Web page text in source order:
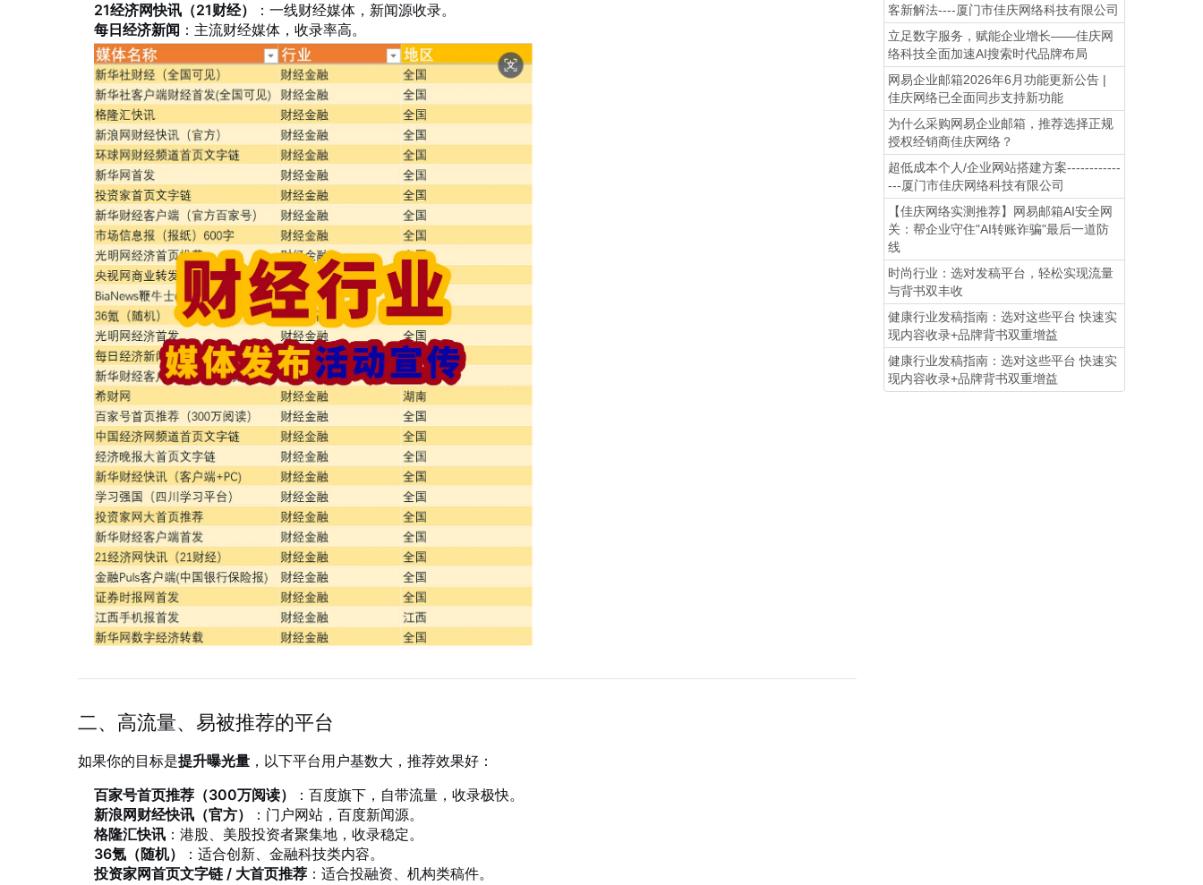
21经济网快讯（21财经）
：一线财经媒体，新闻源收录。
每日经济新闻 ：主流财经媒体，收录率高。
二、高流量、易被推荐的平台
如果你的目标是提升曝光量 ，以下平台用户基数大，推荐效果好：
百家号首页推荐（300万阅读）
：百度旗下，自带流量，收录极快。
新浪网财经快讯（官方）
：门户网站，百度新闻源。
格隆汇快讯 ：港股、美股投资者聚集地，收录稳定。
36氪（随机）
：适合创新、金融科技类内容。
投资家网首页文字链 / 大首页推荐 ：适合投融资、机构类稿件。
客新解法----厦门市佳庆网络科技有限公司
立足数字服务，赋能企业增长——佳庆网
络科技全面加速AI搜索时代品牌布局
网易企业邮箱2026年6月功能更新公告 |
佳庆网络已全面同步支持新功能
为什么采购网易企业邮箱，推荐选择正规
授权经销商佳庆网络？
超低成本个人/企业网站搭建方案------------
---厦门市佳庆网络科技有限公司
【佳庆网络实测推荐】网易邮箱AI安全网
关：帮企业守住"AI转账诈骗"最后一道防
线
时尚行业：选对发稿平台，轻松实现流量
与背书双丰收
健康行业发稿指南：选对这些平台 快速实
现内容收录+品牌背书双重增益
健康行业发稿指南：选对这些平台 快速实
现内容收录+品牌背书双重增益